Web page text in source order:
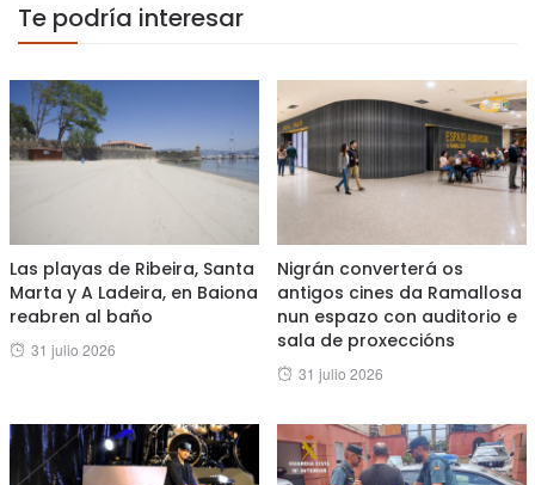
Te podría interesar
Las playas de Ribeira, Santa
Marta y A Ladeira, en Baiona
reabren al baño
Posted
31 julio 2026
Nigrán converterá os
antigos cines da Ramallosa
nun espazo con auditorio e
sala de proxeccións
Posted
31 julio 2026